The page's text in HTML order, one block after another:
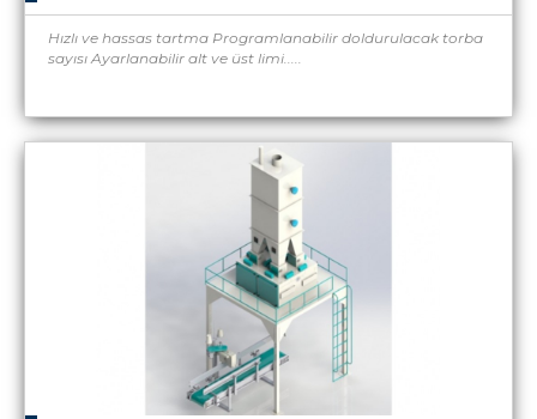
Hızlı ve hassas tartma Programlanabilir doldurulacak torba
sayısı Ayarlanabilir alt ve üst limi.....